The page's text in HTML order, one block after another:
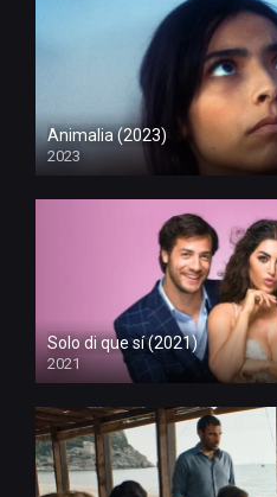
Animalia (2023)
2023
Solo di que sí (2021)
2021